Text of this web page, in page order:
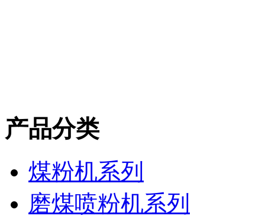
产品分类
煤粉机系列
磨煤喷粉机系列